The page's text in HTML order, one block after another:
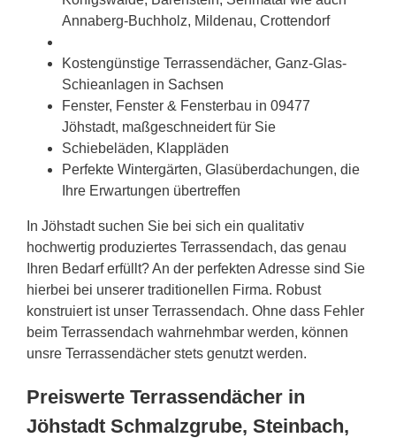
Annaberg-Buchholz, Mildenau, Crottendorf
Kostengünstige Terrassendächer, Ganz-Glas-
Schieanlagen in Sachsen
Fenster, Fenster & Fensterbau in 09477
Jöhstadt, maßgeschneidert für Sie
Schiebeläden, Klappläden
Perfekte Wintergärten, Glasüberdachungen, die
Ihre Erwartungen übertreffen
In Jöhstadt suchen Sie bei sich ein qualitativ
hochwertig produziertes Terrassendach, das genau
Ihren Bedarf erfüllt? An der perfekten Adresse sind Sie
hierbei bei unserer traditionellen Firma. Robust
konstruiert ist unser Terrassendach. Ohne dass Fehler
beim Terrassendach wahrnehmbar werden, können
unsre Terrassendächer stets genutzt werden.
Preiswerte Terrassendächer in
Jöhstadt Schmalzgrube, Steinbach,